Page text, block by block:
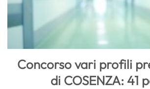
Concorso vari profili
di COSENZA: 41